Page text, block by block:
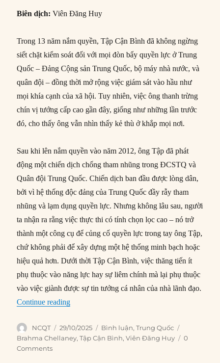
Biên dịch:Viên Đăng Huy
Trong 13 năm nắm quyền, Tập Cận Bình đã không ngừng
siết chặt kiểm soát đối với mọi đòn bẩy quyền lực ở Trung
Quốc – Đảng Cộng sản Trung Quốc, bộ máy nhà nước, và
quân đội – đồng thời mở rộng việc giám sát vào hầu như
mọi khía cạnh của xã hội. Tuy nhiên, việc ông thanh trừng
chín vị tướng cấp cao gần đây, giống như những lần trước
đó, cho thấy ông vẫn nhìn thấy kẻ thù ở khắp mọi nơi.
Sau khi lên nắm quyền vào năm 2012, ông Tập đã phát
động một chiến dịch chống tham nhũng trong ĐCSTQ và
Quân đội Trung Quốc. Chiến dịch ban đầu được lòng dân,
bởi vì hệ thống độc đảng của Trung Quốc đầy rẫy tham
nhũng và lạm dụng quyền lực. Nhưng không lâu sau, người
ta nhận ra rằng việc thực thi có tính chọn lọc cao – nó trở
thành một công cụ để củng cố quyền lực trong tay ông Tập,
chứ không phải để xây dựng một hệ thống minh bạch hoặc
hiệu quả hơn. Dưới thời Tập Cận Bình, việc thăng tiến ít
phụ thuộc vào năng lực hay sự liêm chính mà lại phụ thuộc
vào việc giành được sự tin tưởng cá nhân của nhà lãnh đạo.
Continue reading“Làn sóng thanh trừng cho thấy sự bất an của
Author
NCQT
Posted
on
29/10/2025 Categories
Bình luận,Trung Quốc
Brahma Chellaney,Tập Cận Bình,Viên Đăng Huy
0
Comments